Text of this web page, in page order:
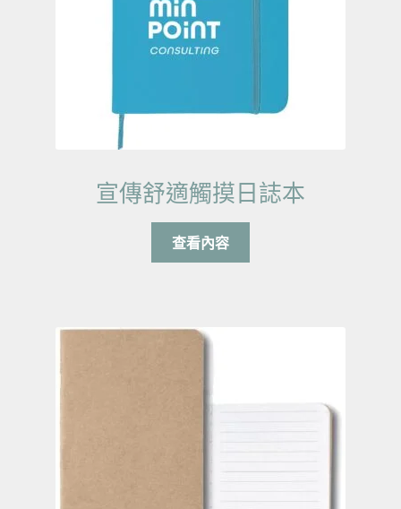
宣傳舒適觸摸日誌本
查看內容